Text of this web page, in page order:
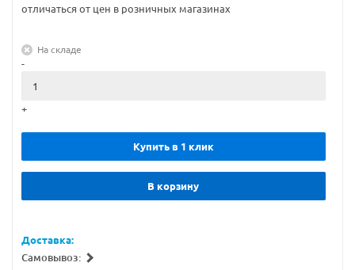
отличаться от цен в розничных магазинах
На складе
-
+
Купить в 1 клик
В корзину
Доставка:
Самовывоз: